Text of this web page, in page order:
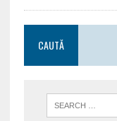
CAUTĂ